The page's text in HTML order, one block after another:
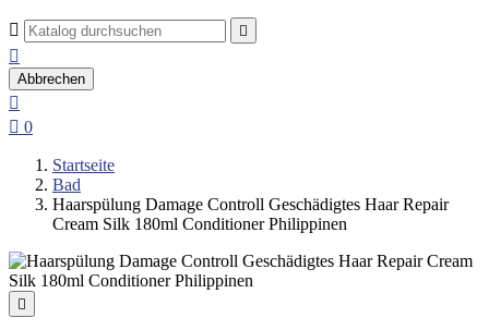
 

Abbrechen

 0
Startseite
Bad
Haarspülung Damage Controll Geschädigtes Haar Repair
Cream Silk 180ml Conditioner Philippinen
